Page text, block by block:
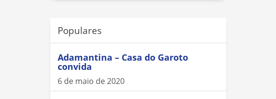
Populares
Adamantina – Casa do Garoto
convida
6 de maio de 2020